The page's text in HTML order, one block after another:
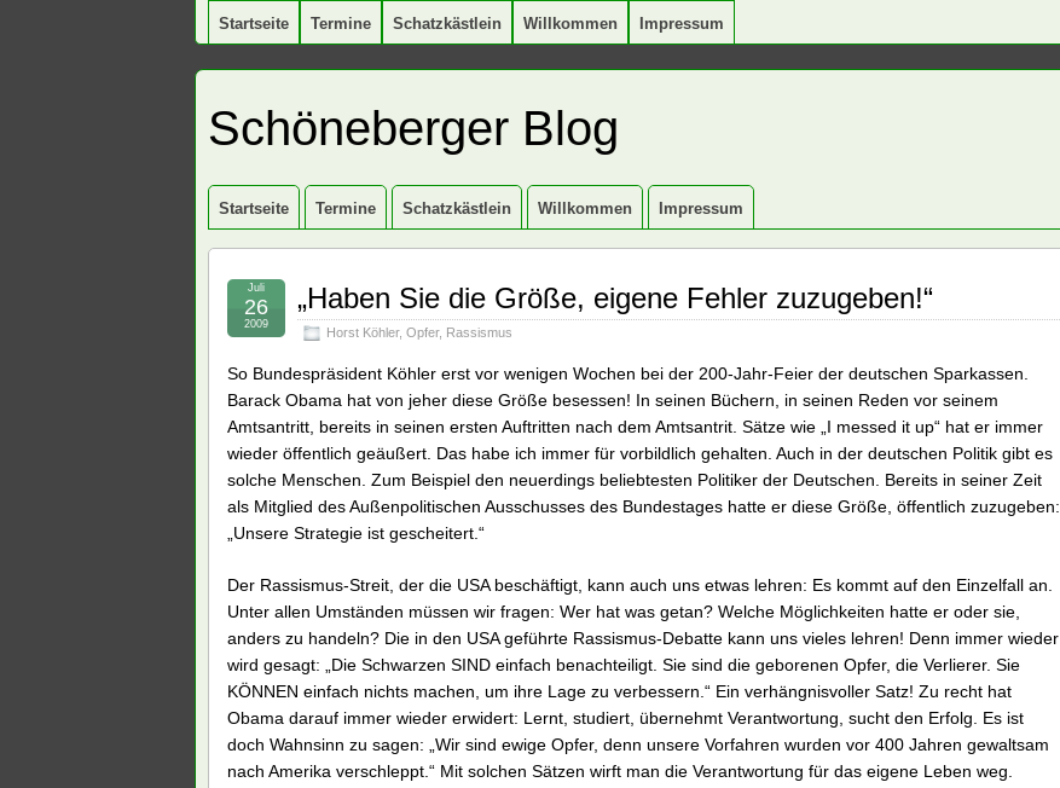
Startseite Termine Schatzkästlein Willkommen Impressum
Schöneberger Blog
Startseite Termine Schatzkästlein Willkommen Impressum
„Haben Sie die Größe, eigene Fehler zuzugeben!“
Horst Köhler, Opfer, Rassismus
Juli
26
2009
So Bundespräsident Köhler erst vor wenigen Wochen bei der 200-Jahr-Feier der deutschen Sparkassen.
Barack Obama hat von jeher diese Größe besessen! In seinen Büchern, in seinen Reden vor seinem
Amtsantritt, bereits in seinen ersten Auftritten nach dem Amtsantrit. Sätze wie „I messed it up“ hat er immer
wieder öffentlich geäußert. Das habe ich immer für vorbildlich gehalten. Auch in der deutschen Politik gibt es
solche Menschen. Zum Beispiel den neuerdings beliebtesten Politiker der Deutschen. Bereits in seiner Zeit
als Mitglied des Außenpolitischen Ausschusses des Bundestages hatte er diese Größe, öffentlich zuzugeben:
„Unsere Strategie ist gescheitert.“
Der Rassismus-Streit, der die USA beschäftigt, kann auch uns etwas lehren: Es kommt auf den Einzelfall an.
Unter allen Umständen müssen wir fragen: Wer hat was getan? Welche Möglichkeiten hatte er oder sie,
anders zu handeln? Die in den USA geführte Rassismus-Debatte kann uns vieles lehren! Denn immer wieder
wird gesagt: „Die Schwarzen SIND einfach benachteiligt. Sie sind die geborenen Opfer, die Verlierer. Sie
KÖNNEN einfach nichts machen, um ihre Lage zu verbessern.“ Ein verhängnisvoller Satz! Zu recht hat
Obama darauf immer wieder erwidert: Lernt, studiert, übernehmt Verantwortung, sucht den Erfolg. Es ist
doch Wahnsinn zu sagen: „Wir sind ewige Opfer, denn unsere Vorfahren wurden vor 400 Jahren gewaltsam
nach Amerika verschleppt.“ Mit solchen Sätzen wirft man die Verantwortung für das eigene Leben weg.